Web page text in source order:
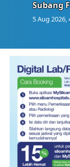
Subang
5 Aug 2026,